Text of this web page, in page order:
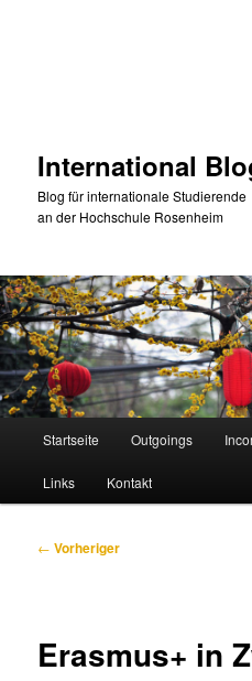
International
Blog für internationale Studierende
an der Hochschule Rosenheim
Startseite Outgoings
Links Kontakt
Beitragsnavigation
← Vorheriger
Erasmus+ in